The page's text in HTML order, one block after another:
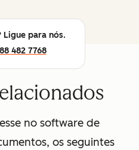
Ligue para nós.
482 7768
no software de
os seguintes